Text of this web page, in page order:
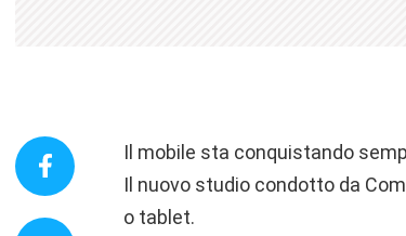
Il mobile sta conquistando
Il nuovo studio condotto da
o tablet.